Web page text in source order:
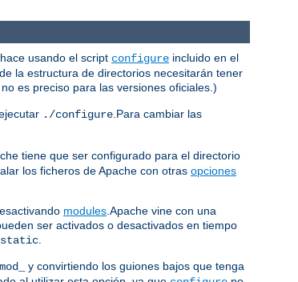
usando el script configure incluido en el
la estructura de directorios necesitarán tener
es preciso para las versiones oficiales.)
./configure.Para cambiar las
tiene que ser configurado para el directorio
los ficheros de Apache con otras opciones
modules.Apache vine con una
ser activados o desactivados en tiempo
.
mod_
y convirtiendo los guiones bajos que tenga